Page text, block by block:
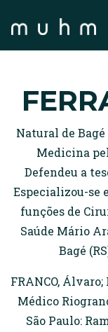
Natural de Bagé
Medicina
Defendeu a
Especializou-se
funções de
Saúde Mário
Bagé
FRANCO,
Médico
São Paulo: